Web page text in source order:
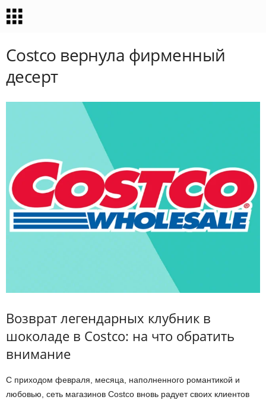
Costco вернула фирменный
десерт
Возврат легендарных клубник в
шоколаде в Costco: на что обратить
внимание
С приходом февраля, месяца, наполненного романтикой и
любовью, сеть магазинов Costco вновь радует своих клиентов